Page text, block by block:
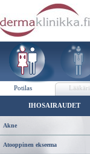
Potilas Lääkäri
IHOSAIRAUDET
Akne
Atooppinen ekseema